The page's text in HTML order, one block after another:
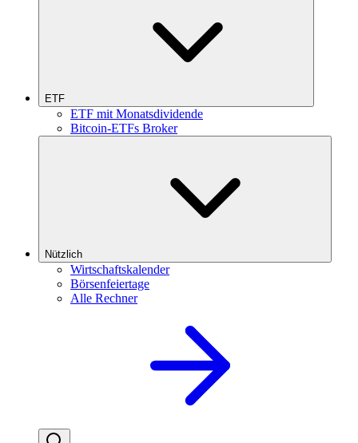
ETF
ETF mit Monatsdividende
Bitcoin-ETFs Broker
Nützlich
Wirtschaftskalender
Börsenfeiertage
Alle Rechner